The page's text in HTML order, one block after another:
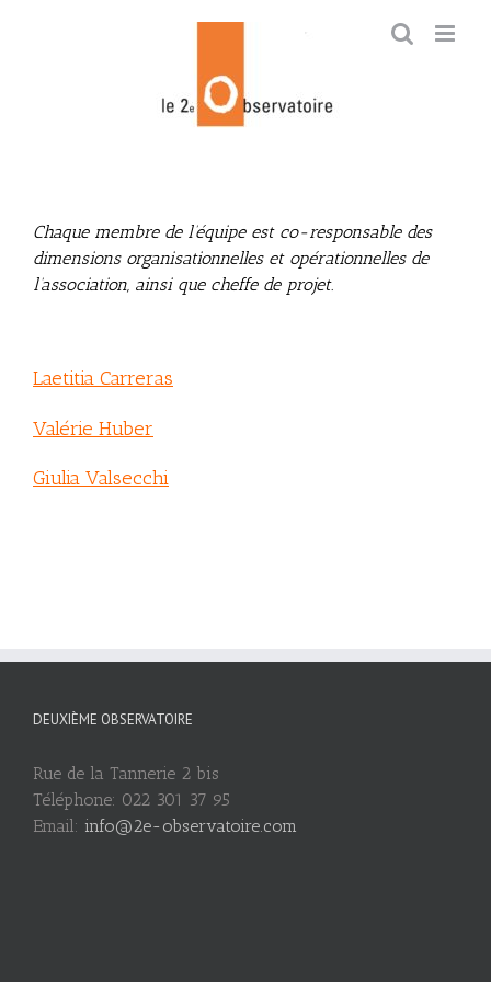
Chaque membre de l’équipe est co-responsable des
dimensions organisationnelles et opérationnelles de
l’association, ainsi que cheffe de projet.
Laetitia Carreras
Valérie Huber
Giulia Valsecchi
DEUXIÈME OBSERVATOIRE
Rue de la Tannerie 2 bis
Téléphone: 022 301 37 95
Email: info@2e-observatoire.com